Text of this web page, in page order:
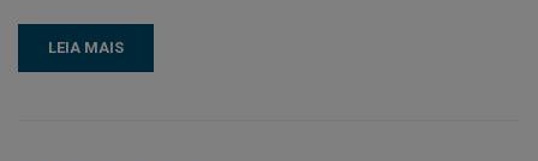
LEIA MAIS